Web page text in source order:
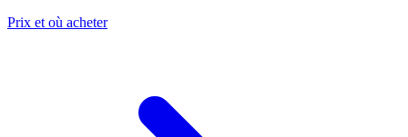
Prix et où acheter